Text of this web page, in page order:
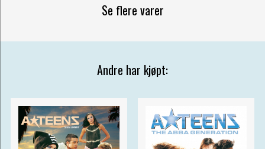
Se flere varer
Andre har kjøpt: